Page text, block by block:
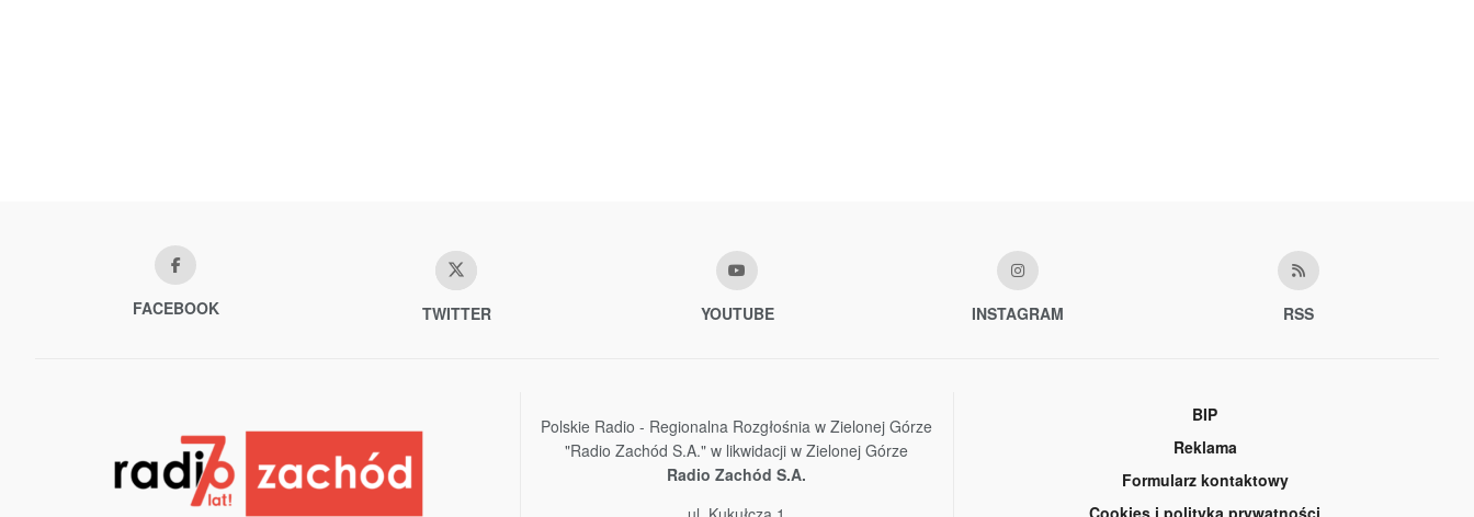
FACEBOOK TWITTER YOUTUBE INSTAGRAM RSS
Polskie Radio - Regionalna Rozgłośnia w Zielonej Górze
"Radio Zachód S.A." w likwidacji w Zielonej Górze
Radio Zachód S.A.
BIP
Reklama
Formularz kontaktowy
Cookies i polityka prywatności